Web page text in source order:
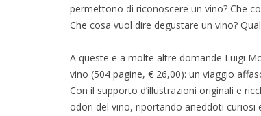
permettono di riconoscere un vino? Che
Che cosa vuol dire degustare un vino?
A queste e a molte altre domande Luigi
vino (504 pagine, € 26,00): un viaggio
Con il supporto d’illustrazioni originali e
odori del vino, riportando aneddoti curiosi